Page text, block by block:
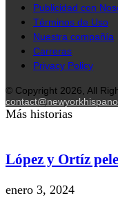
Publicidad con
Términos de Uso
Nuestra compañía
Carreras
Privacy Policy
© Copyright 2026, All
Más historias
López y Ortíz
enero 3, 2024